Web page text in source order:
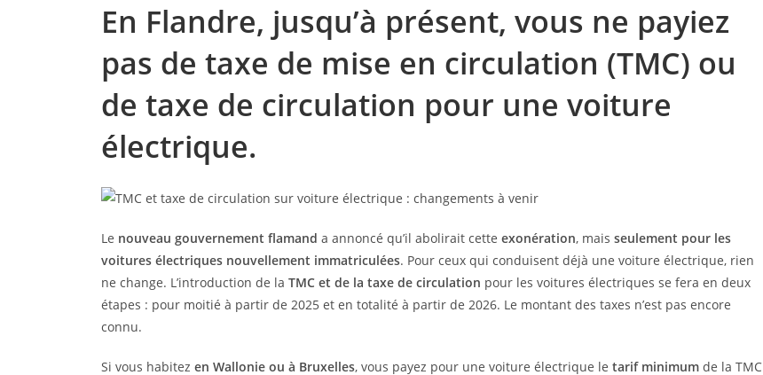
En Flandre, jusqu’à présent, vous ne payiez
pas de taxe de mise en circulation (TMC) ou
de taxe de circulation pour une voiture
électrique.
Le nouveau gouvernement flamand a annoncé qu’il abolirait cette exonération, mais seulement pour les
voitures électriques nouvellement immatriculées. Pour ceux qui conduisent déjà une voiture électrique, rien
ne change. L’introduction de la TMC et de la taxe de circulation pour les voitures électriques se fera en deux
étapes : pour moitié à partir de 2025 et en totalité à partir de 2026. Le montant des taxes n’est pas encore
connu.
Si vous habitez en Wallonie ou à Bruxelles, vous payez pour une voiture électrique le tarif minimumde la TMC